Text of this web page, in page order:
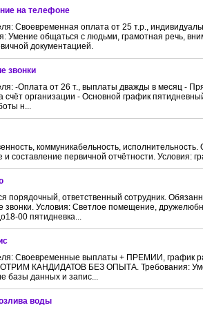
на телефоне
Своевременная оплата от 25 т.р.,
Умение общаться с людьми, грамотная речь,
документацией.
звонки
-Оплата от 26 т., выплаты дважды в месяц -
счёт организации - Основной график
н...
коммуникабельность,
составление первичной отчётности. Условия:
порядочный, ответственный сотрудник.
звонки. Условия: Светлое помещение,
00 пятидневка...
Своевременные выплаты + ПРЕМИИ, график
КАНДИДАТОВ БЕЗ ОПЫТА. Требования:
базы данных и запис...
воды